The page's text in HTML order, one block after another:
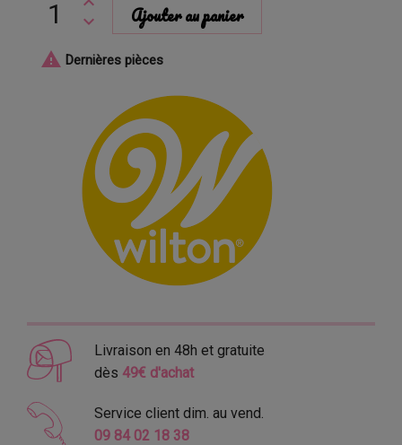
Ajouter au panier
 Dernières pièces
Livraison en 48h et gratuite
dès 49€ d'achat
Service client dim. au vend.
09 84 02 18 38